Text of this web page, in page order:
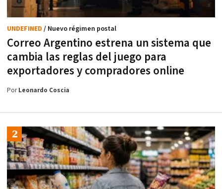
Correo Argentino estrena un sistema que
cambia las reglas del juego para
exportadores y compradores online
UNDEFINED / Nuevo régimen postal
PorLeonardo Coscia